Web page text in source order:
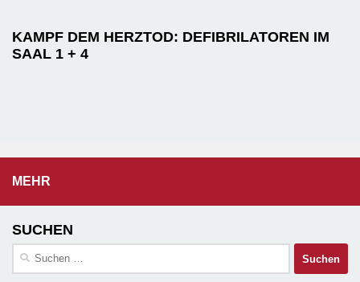
KAMPF DEM HERZTOD: DEFIBRILATOREN IM
SAAL 1 + 4
MEHR
SUCHEN
Suchen